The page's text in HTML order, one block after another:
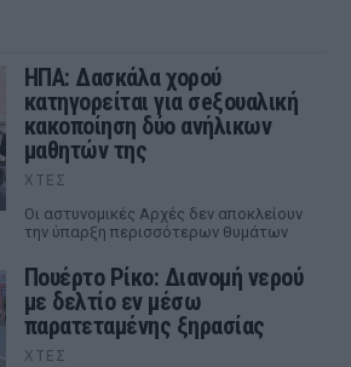
ΗΠΑ: Δασκάλα χορού
κατηγορείται για σeξουαλική
κακοποίηση δύο ανήλικων
μαθητών της
ΧΤΕΣ
Οι αστυνομικές Αρχές δεν αποκλείουν
την ύπαρξη περισσότερων θυμάτων
Πουέρτο Ρίκο: Διανομή νερού
με δελτίο εν μέσω
παρατεταμένης ξηρασίας
ΧΤΕΣ